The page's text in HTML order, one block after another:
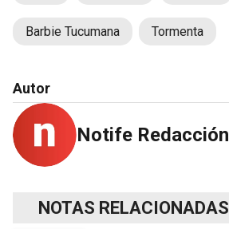
Barbie Tucumana Tormenta
Autor
Notife Redacción
NOTAS RELACIONADAS